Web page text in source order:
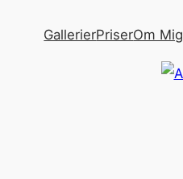
GallerierPriserOm Mig